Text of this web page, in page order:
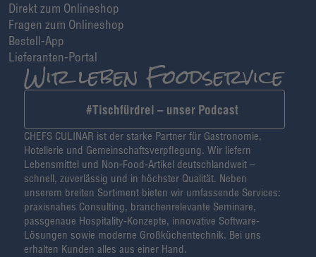
Direkt zum Onlineshop
Fragen zum Onlineshop
Bestell-App
Lieferanten-Portal
#Tischfürdrei – unser Podcast
CHEFS CULINAR ist der starke Partner für Gastronomie,
Hotellerie und Gemeinschaftsverpflegung. Wir liefern
Lebensmittel und Non-Food-Artikel deutschlandweit –
schnell, zuverlässig und in höchster Qualität. Neben
unserem breiten Sortiment bieten wir umfassende Services:
praxisnahes Consulting, branchenrelevante Seminare,
passgenaue Hospitality-Konzepte, innovative Software-
Lösungen sowie moderne Großküchentechnik. Bei uns
erhalten Kunden alles aus einer Hand.